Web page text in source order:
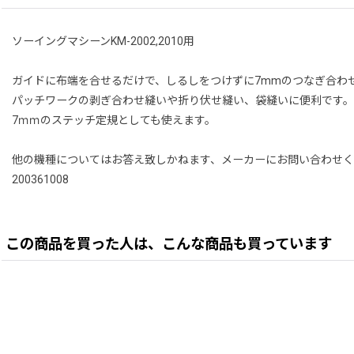
ソーイングマシーンKM-2002,2010用
ガイドに布端を合せるだけで、しるしをつけずに7mmのつなぎ合わ
パッチワークの剥ぎ合わせ縫いや折り伏せ縫い、袋縫いに便利です。
7ｍｍのステッチ定規としても使えます。
他の機種についてはお答え致しかねます、メーカーにお問い合わせく
200361008
この商品を買った人は、こんな商品も買っています